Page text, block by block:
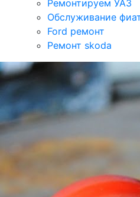
Ремонтируем УАЗ
Обслуживание
Ford ремонт
Ремонт skoda